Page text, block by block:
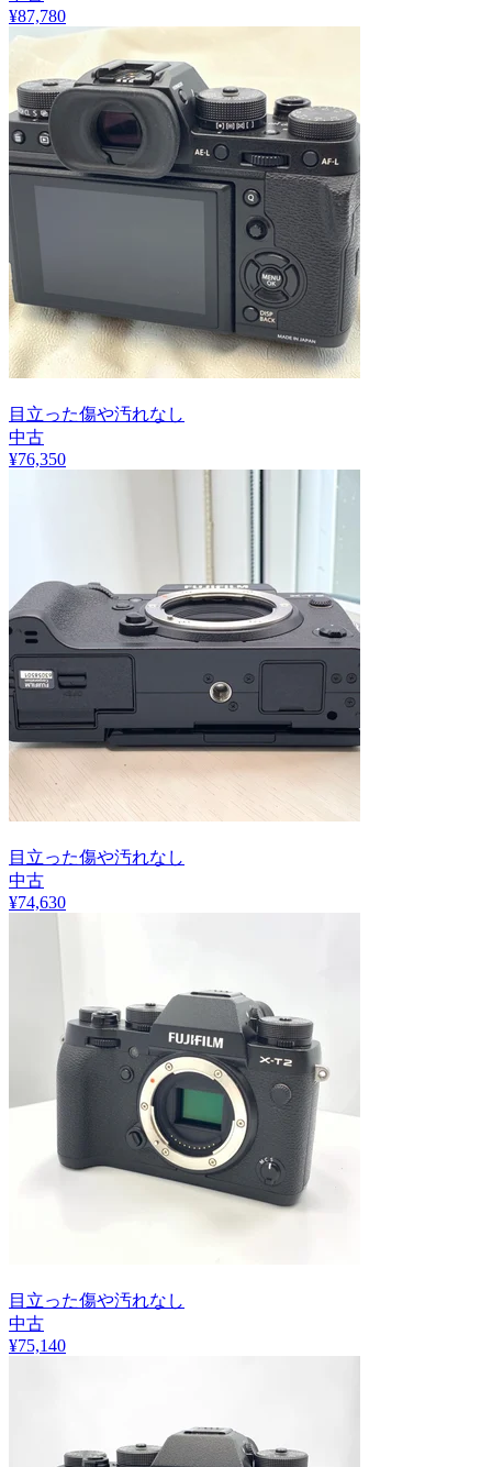
¥87,780
目立った傷や汚れなし
中古
¥76,350
目立った傷や汚れなし
中古
¥74,630
目立った傷や汚れなし
中古
¥75,140